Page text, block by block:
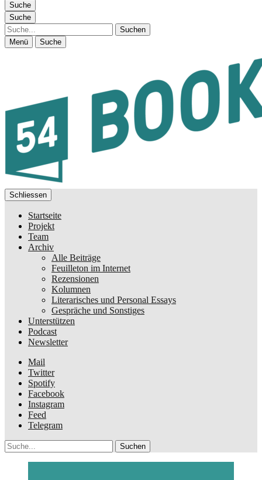
Suche
Suche
Suche
Menü Suche
Schliessen
Startseite
Projekt
Team
Archiv
Alle Beiträge
Feuilleton im Internet
Rezensionen
Kolumnen
Literarisches und Personal Essays
Gespräche und Sonstiges
Unterstützen
Podcast
Newsletter
Mail
Twitter
Spotify
Facebook
Instagram
Feed
Telegram
Suche